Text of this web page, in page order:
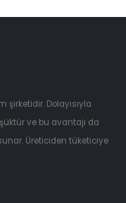
şirketidir. Dolayısıyla
ve bu avantajı da
Üreticiden tüketiciye